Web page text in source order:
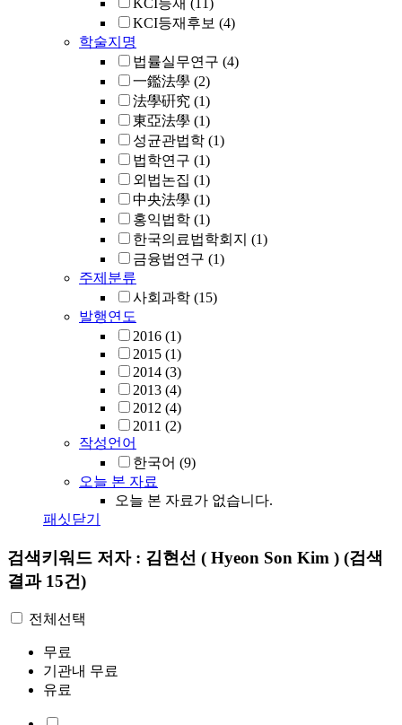
KCI등재 (11)
KCI등재후보 (4)
학술지명
법률실무연구 (4)
一鑑法學 (2)
法學硏究 (1)
東亞法學 (1)
성균관법학 (1)
법학연구 (1)
외법논집 (1)
中央法學 (1)
홍익법학 (1)
한국의료법학회지 (1)
금융법연구 (1)
주제분류
사회과학 (15)
발행연도
2016 (1)
2015 (1)
2014 (3)
2013 (4)
2012 (4)
2011 (2)
작성언어
한국어 (9)
오늘 본 자료
오늘 본 자료가 없습니다.
패싯닫기
검색키워드 저자 : 김현선 ( Hyeon Son Kim ) (검색
결과 15건)
전체선택
무료
기관내 무료
유료